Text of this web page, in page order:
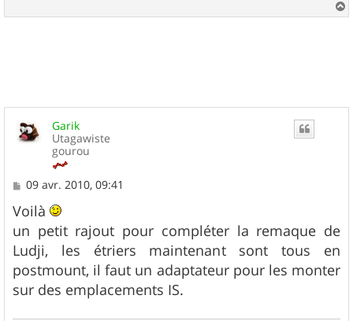
a
Garik
Utagawiste
gourou
M
s
s
a
g
e
09 avr. 2010, 09:41
Voilà
un petit rajout pour compléter la remaque de
Ludji, les étriers maintenant sont tous en
postmount, il faut un adaptateur pour les monter
sur des emplacements IS.